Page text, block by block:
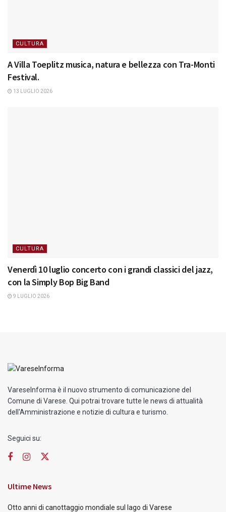
CULTURA
A Villa Toeplitz musica, natura e bellezza con Tra-Monti
Festival.
13 LUGLIO 2026
CULTURA
Venerdì 10 luglio concerto con i grandi classici del jazz,
con la Simply Bop Big Band
9 LUGLIO 2026
VareseInforma è il nuovo strumento di comunicazione del
Comune di Varese. Qui potrai trovare tutte le news di attualità
dell'Amministrazione e notizie di cultura e turismo.
Seguici su:
Ultime News
Otto anni di canottaggio mondiale sul lago di Varese